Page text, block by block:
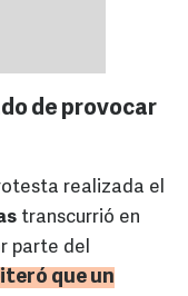
de provocar
realizada el
transcurrió en
parte del
que un